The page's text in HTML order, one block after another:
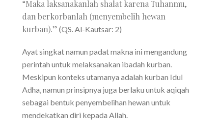
“Maka laksanakanlah shalat karena Tuhanmu,
dan berkorbanlah (menyembelih hewan
kurban).” (QS. Al-Kautsar: 2)
Ayat singkat namun padat makna ini mengandung
perintah untuk melaksanakan ibadah kurban.
Meskipun konteks utamanya adalah kurban Idul
Adha, namun prinsipnya juga berlaku untuk aqiqah
sebagai bentuk penyembelihan hewan untuk
mendekatkan diri kepada Allah.